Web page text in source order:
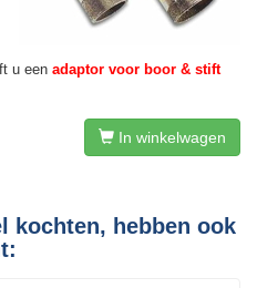
u eenadaptor voor boor & stift
In winkelwagen
kochten, hebben ook